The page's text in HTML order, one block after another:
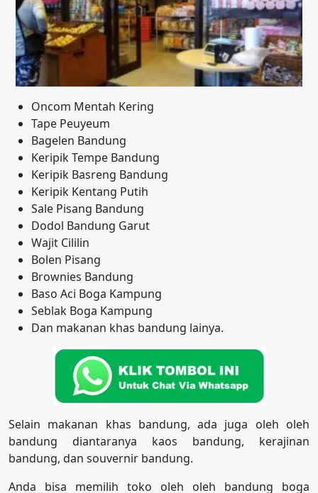
Oncom Mentah Kering
Tape Peuyeum
Bagelen Bandung
Keripik Tempe Bandung
Keripik Basreng Bandung
Keripik Kentang Putih
Sale Pisang Bandung
Dodol Bandung Garut
Wajit Cililin
Bolen Pisang
Brownies Bandung
Baso Aci Boga Kampung
Seblak Boga Kampung
Dan makanan khas bandung lainya.
Selain makanan khas bandung, ada juga oleh oleh
bandung diantaranya kaos bandung, kerajinan
bandung, dan souvernir bandung.
Anda bisa memilih toko oleh oleh bandung boga